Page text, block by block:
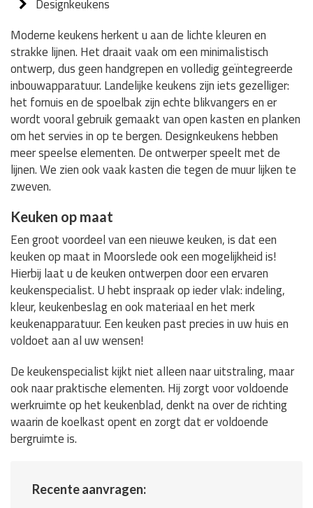
Designkeukens
Moderne keukens herkent u aan de lichte kleuren en
strakke lijnen. Het draait vaak om een minimalistisch
ontwerp, dus geen handgrepen en volledig geïntegreerde
inbouwapparatuur. Landelijke keukens zijn iets gezelliger:
het fornuis en de spoelbak zijn echte blikvangers en er
wordt vooral gebruik gemaakt van open kasten en planken
om het servies in op te bergen. Designkeukens hebben
meer speelse elementen. De ontwerper speelt met de
lijnen. We zien ook vaak kasten die tegen de muur lijken te
zweven.
Keuken op maat
Een groot voordeel van een nieuwe keuken, is dat een
keuken op maat in Moorslede ook een mogelijkheid is!
Hierbij laat u de keuken ontwerpen door een ervaren
keukenspecialist. U hebt inspraak op ieder vlak: indeling,
kleur, keukenbeslag en ook materiaal en het merk
keukenapparatuur. Een keuken past precies in uw huis en
voldoet aan al uw wensen!
De keukenspecialist kijkt niet alleen naar uitstraling, maar
ook naar praktische elementen. Hij zorgt voor voldoende
werkruimte op het keukenblad, denkt na over de richting
waarin de koelkast opent en zorgt dat er voldoende
bergruimte is.
Recente aanvragen: